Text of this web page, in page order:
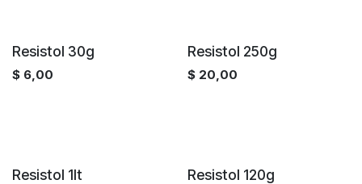
Resistol 30g
$ 6,00
Resistol 250g
$ 20,00
Resistol 1lt Resistol 120g